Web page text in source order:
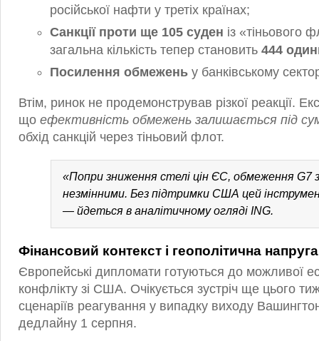
російської нафти у третіх країнах;
Санкції проти ще 105 суден із «тіньового
загальна кількість тепер становить 444
Посилення обмежень у банківському
Втім, ринок не продемонстрував різкої реакції.
що ефективність обмежень залишається під
обхід санкцій через тіньовий флот.
«Попри зниження стелі цін ЄС, обмеження
незмінними. Без підтримки США цей
— йдеться в аналітичному огляді ING.
Фінансовий контекст і геополітична напруга
Європейські дипломати готуються до можливої
конфлікту зі США. Очікується зустріч ще цього
сценаріїв реагування у випадку виходу
дедлайну 1 серпня.